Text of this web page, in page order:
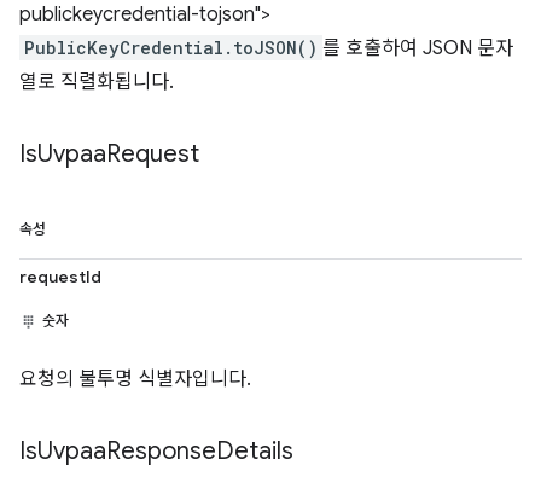
publickeycredential-tojson">
PublicKeyCredential.toJSON() 를 호출하여 JSON 문자
열로 직렬화됩니다.
IsUvpaaRequest
속성
requestId
숫자
요청의 불투명 식별자입니다.
IsUvpaaResponseDetails